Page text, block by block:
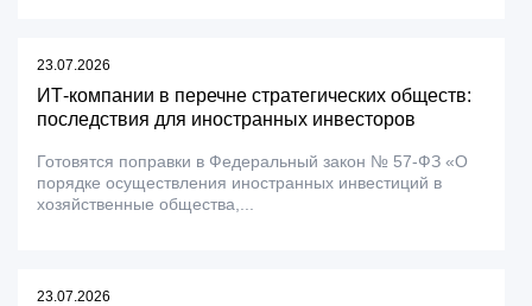
23.07.2026
ИТ-компании в перечне стратегических обществ:
последствия для иностранных инвесторов
Готовятся поправки в Федеральный закон № 57-ФЗ «О
порядке осуществления иностранных инвестиций в
хозяйственные общества,...
23.07.2026